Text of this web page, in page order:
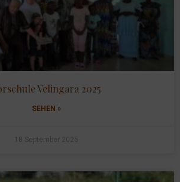
Velingara 2025
SEHEN »
18 September 2025